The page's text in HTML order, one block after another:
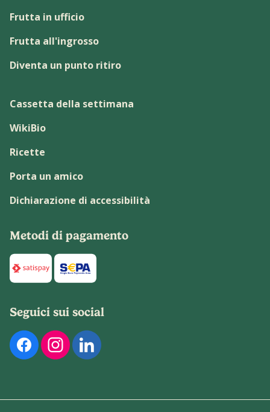
Frutta in ufficio
Frutta all'ingrosso
Diventa un punto ritiro
Cassetta della settimana
WikiBio
Ricette
Porta un amico
Dichiarazione di accessibilità
Metodi di pagamento
Di seguito sono elencati i metodi di pagamento
Seguici sui social
Di seguito sono elencati i nostri profili social ufficiali.